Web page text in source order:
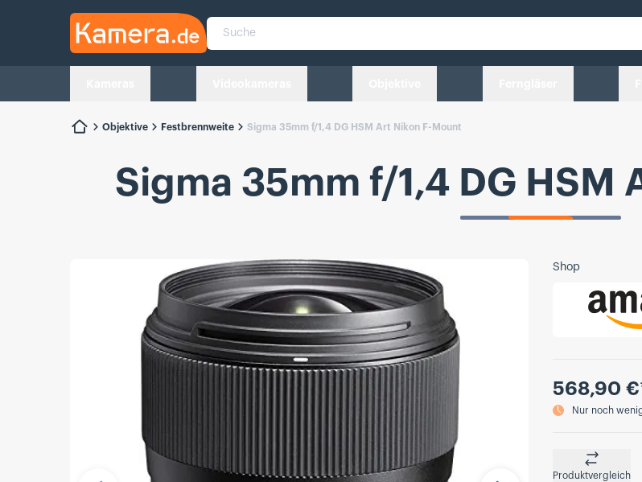
Kamera.de
Suche
Objektive Festbrennweite Sigma 35mm f/1,4 DG HSM Art Nikon F-Mount
Sigma 35mm f/1,4 DG HSM
Shop
Preis
568,90 €
Nur noch
Produktvergleich